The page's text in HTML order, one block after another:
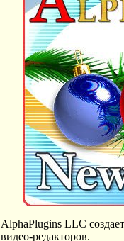
AlphaPlugins LLC
видео-редакторов.